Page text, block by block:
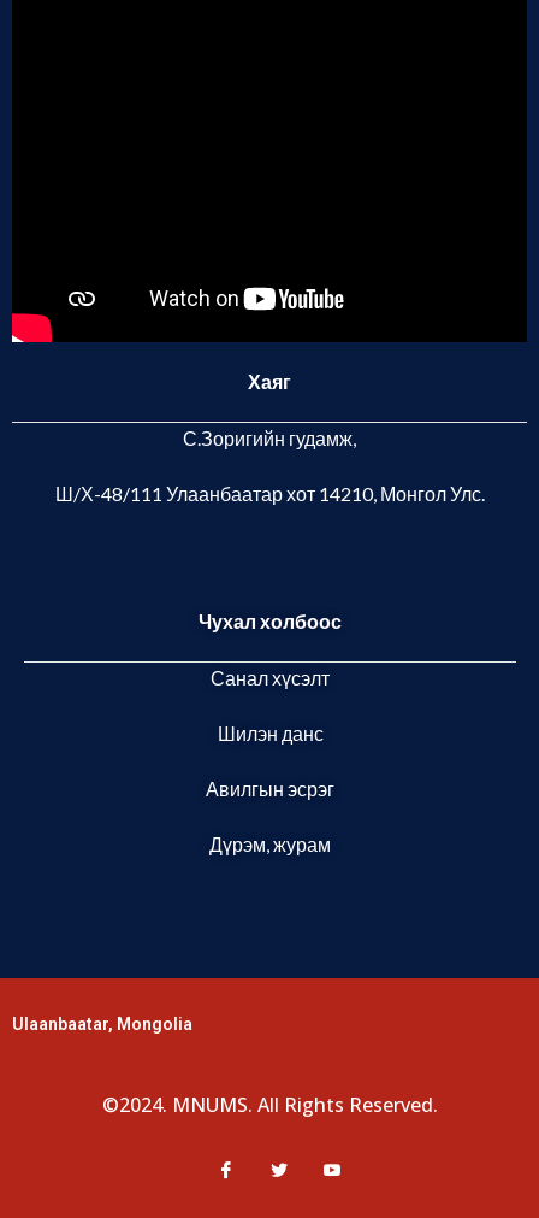
Хаяг
С.Зоригийн гудамж,
Ш/Х-48/111 Улаанбаатар хот 14210, Монгол Улс.
Чухал холбоос
Санал хүсэлт
Шилэн данс
Авилгын эсрэг
Дүрэм, журам
Ulaanbaatar, Mongolia
©2024. MNUMS. All Rights Reserved.